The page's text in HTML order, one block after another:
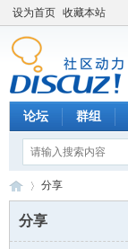
设为首页 收藏本站
论坛 群组
分享
分享